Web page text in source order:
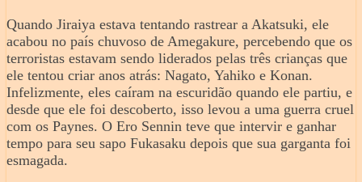
Quando Jiraiya estava tentando rastrear a Akatsuki, ele
acabou no país chuvoso de Amegakure, percebendo que os
terroristas estavam sendo liderados pelas três crianças que
ele tentou criar anos atrás: Nagato, Yahiko e Konan.
Infelizmente, eles caíram na escuridão quando ele partiu, e
desde que ele foi descoberto, isso levou a uma guerra cruel
com os Paynes. O Ero Sennin teve que intervir e ganhar
tempo para seu sapo Fukasaku depois que sua garganta foi
esmagada.